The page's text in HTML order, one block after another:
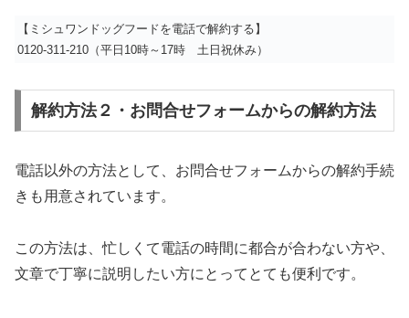
【ミシュワンドッグフードを電話で解約する】
0120-311-210（平日10時～17時 土日祝休み）
解約方法２・お問合せフォームからの解約方法
電話以外の方法として、お問合せフォームからの解約手続
きも用意されています。
この方法は、忙しくて電話の時間に都合が合わない方や、
文章で丁寧に説明したい方にとってとても便利です。